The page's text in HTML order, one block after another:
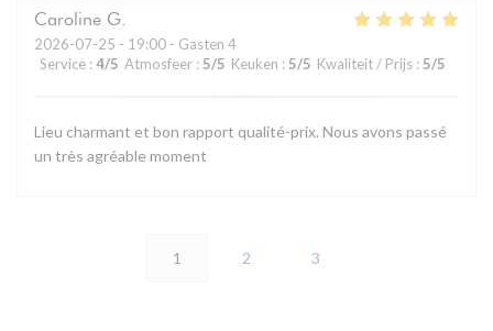
Caroline G
2026-07-25 - 19:00 - Gasten 4
Service : 4/5 Atmosfeer : 5/5 Keuken : 5/5 Kwaliteit / Prijs : 5/5
Lieu charmant et bon rapport qualité-prix. Nous avons passé
un très agréable moment
1 2 3